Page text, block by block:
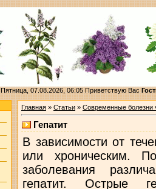
Пятница, 07.08.2026, 06:05Приветствую Вас
Главная» Статьи» Современные болезни
Гепатит
В зависимости от
или хроническим.
заболевания
гепатит. Острые